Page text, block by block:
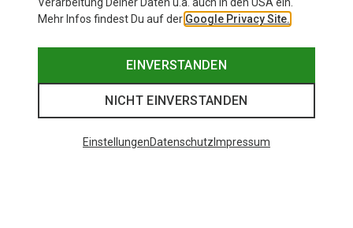
Mehr Infos findest Du auf der Google Privacy Site.
EINVERSTANDEN
NICHT EINVERSTANDEN
EinstellungenDatenschutz Impressum